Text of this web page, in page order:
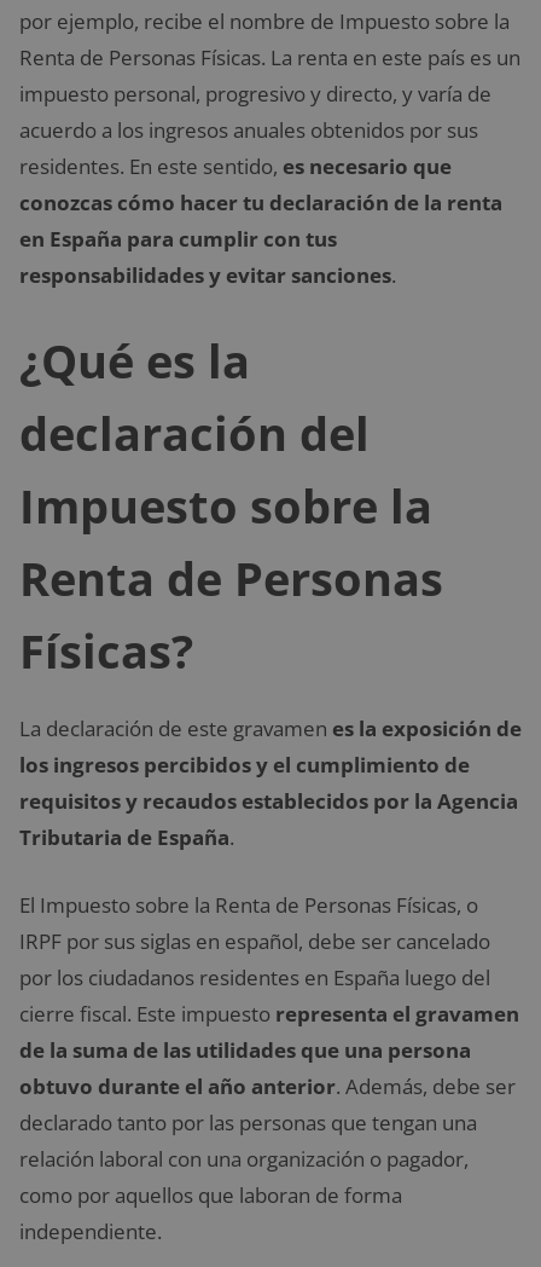
por ejemplo, recibe el nombre de Impuesto sobre la
Renta de Personas Físicas. La renta en este país es un
impuesto personal, progresivo y directo, y varía de
acuerdo a los ingresos anuales obtenidos por sus
residentes. En este sentido, es necesario que
conozcas cómo hacer tu declaración de la renta
en España para cumplir con tus
responsabilidades y evitar sanciones.
¿Qué es la
declaración del
Impuesto sobre la
Renta de Personas
Físicas?
La declaración de este gravamen es la exposición de
los ingresos percibidos y el cumplimiento de
requisitos y recaudos establecidos por la Agencia
Tributaria de España.
El Impuesto sobre la Renta de Personas Físicas, o
IRPF por sus siglas en español, debe ser cancelado
por los ciudadanos residentes en España luego del
cierre fiscal. Este impuesto representa el gravamen
de la suma de las utilidades que una persona
obtuvo durante el año anterior. Además, debe ser
declarado tanto por las personas que tengan una
relación laboral con una organización o pagador,
como por aquellos que laboran de forma
independiente.